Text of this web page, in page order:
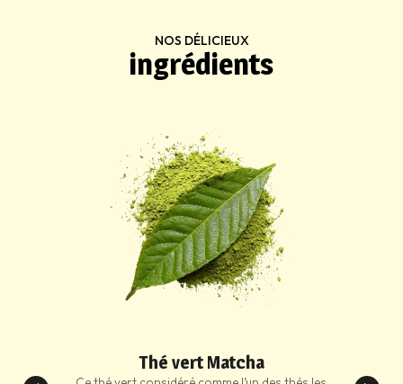
NOS DÉLICIEUX
ingrédients
Thé vert Matcha